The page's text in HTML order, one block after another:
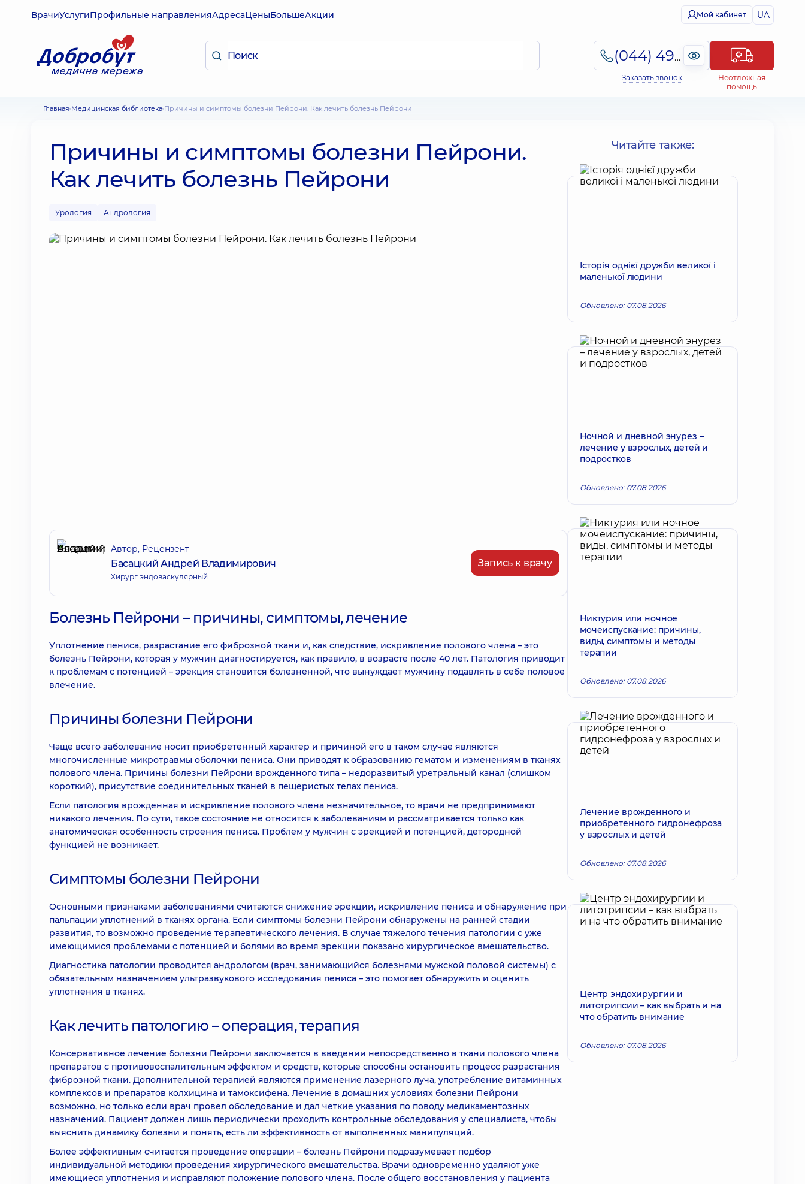
ВрачиУслугиПрофильные направленияАдресаЦеныБольшеАкции Мой кабинет UA
(044) 495-2-888
Заказать звонок
Неотложная
помощь
Главная Медицинская библиотека Причины и симптомы болезни Пейрони. Как лечить болезнь Пейрони
Причины и симптомы болезни Пейрони.
Как лечить болезнь Пейрони
Урология Андрология
Автор, Рецензент
Басацкий Андрей Владимирович
Хирург эндоваскулярный
Запись к врачу
Болезнь Пейрони – причины, симптомы, лечение
Уплотнение пениса, разрастание его фиброзной ткани и, как следствие, искривление полового члена – это
болезнь Пейрони, которая у мужчин диагностируется, как правило, в возрасте после 40 лет. Патология приводит
к проблемам с потенцией – эрекция становится болезненной, что вынуждает мужчину подавлять в себе половое
влечение.
Причины болезни Пейрони
Чаще всего заболевание носит приобретенный характер и причиной его в таком случае являются
многочисленные микротравмы оболочки пениса. Они приводят к образованию гематом и изменениям в тканях
полового члена. Причины болезни Пейрони врожденного типа – недоразвитый уретральный канал (слишком
короткий), присутствие соединительных тканей в пещеристых телах пениса.
Если патология врожденная и искривление полового члена незначительное, то врачи не предпринимают
никакого лечения. По сути, такое состояние не относится к заболеваниям и рассматривается только как
анатомическая особенность строения пениса. Проблем у мужчин с эрекцией и потенцией, детородной
функцией не возникает.
Симптомы болезни Пейрони
Основными признаками заболеваниями считаются снижение эрекции, искривление пениса и обнаружение при
пальпации уплотнений в тканях органа. Если симптомы болезни Пейрони обнаружены на ранней стадии
развития, то возможно проведение терапевтического лечения. В случае тяжелого течения патологии с уже
имеющимися проблемами с потенцией и болями во время эрекции показано хирургическое вмешательство.
Диагностика патологии проводится андрологом (врач, занимающийся болезнями мужской половой системы) с
обязательным назначением ультразвукового исследования пениса – это помогает обнаружить и оценить
уплотнения в тканях.
Как лечить патологию – операция, терапия
Консервативное лечение болезни Пейрони заключается в введении непосредственно в ткани полового члена
препаратов с противовоспалительным эффектом и средств, которые способны остановить процесс разрастания
фиброзной ткани. Дополнительной терапией являются применение лазерного луча, употребление витаминных
комплексов и препаратов колхицина и тамоксифена. Лечение в домашних условиях болезни Пейрони
возможно, но только если врач провел обследование и дал четкие указания по поводу медикаментозных
назначений. Пациент должен лишь периодически проходить контрольные обследования у специалиста, чтобы
выяснить динамику болезни и понять, есть ли эффективность от выполненных манипуляций.
Более эффективным считается проведение операции – болезнь Пейрони подразумевает подбор
индивидуальной методики проведения хирургического вмешательства. Врачи одновременно удаляют уже
имеющиеся уплотнения и исправляют положение полового члена. После общего восстановления у пациента
Читайте также:
Історія однієї дружби великої і
маленької людини
Обновлено: 07.08.2026
Ночной и дневной энурез –
лечение у взрослых, детей и
подростков
Обновлено: 07.08.2026
Никтурия или ночное
мочеиспускание: причины,
виды, симптомы и методы
терапии
Обновлено: 07.08.2026
Лечение врожденного и
приобретенного гидронефроза
у взрослых и детей
Обновлено: 07.08.2026
Центр эндохирургии и
литотрипсии – как выбрать и на
что обратить внимание
Обновлено: 07.08.2026